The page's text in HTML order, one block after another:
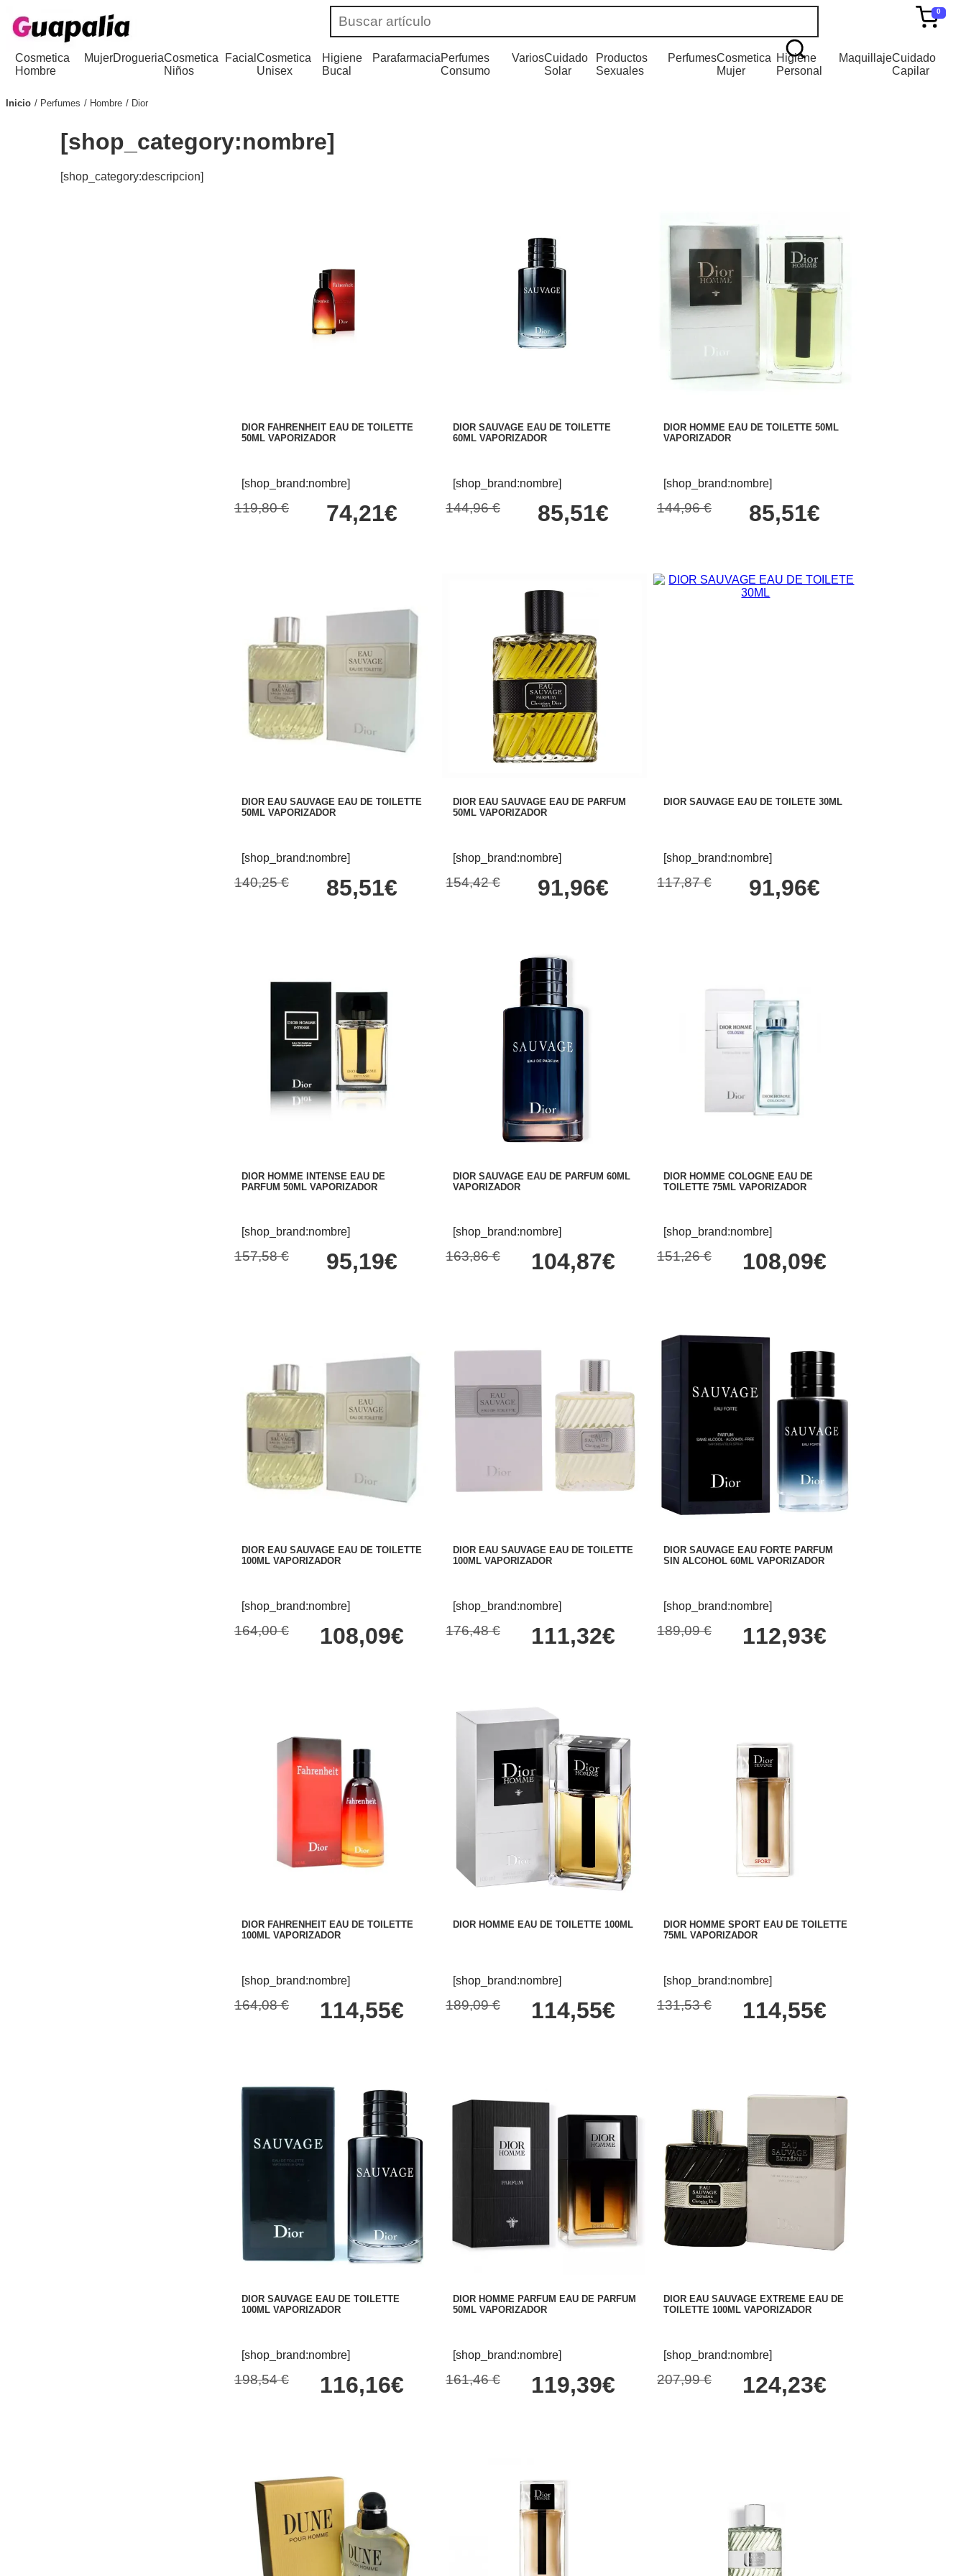
0
Cosmetica
Hombre
MujerDrogueriaCosmetica
Niños
FacialCosmetica
Unisex
Higiene
Bucal
ParafarmaciaPerfumes
Consumo
VariosCuidado
Solar
Productos
Sexuales
PerfumesCosmetica
Mujer
Higiene
Personal
MaquillajeCuidado
Capilar
Inicio Perfumes Hombre Dior
[shop_category:nombre]
[shop_category:descripcion]
DIOR FAHRENHEIT EAU DE TOILETTE
50ML VAPORIZADOR
[shop_brand:nombre]
119,80 € 74,21€
DIOR SAUVAGE EAU DE TOILETTE
60ML VAPORIZADOR
[shop_brand:nombre]
144,96 € 85,51€
DIOR HOMME EAU DE TOILETTE 50ML
VAPORIZADOR
[shop_brand:nombre]
144,96 € 85,51€
DIOR EAU SAUVAGE EAU DE TOILETTE
50ML VAPORIZADOR
[shop_brand:nombre]
140,25 € 85,51€
DIOR EAU SAUVAGE EAU DE PARFUM
50ML VAPORIZADOR
[shop_brand:nombre]
154,42 € 91,96€
DIOR SAUVAGE EAU DE TOILETE 30ML
[shop_brand:nombre]
117,87 € 91,96€
DIOR HOMME INTENSE EAU DE
PARFUM 50ML VAPORIZADOR
[shop_brand:nombre]
157,58 € 95,19€
DIOR SAUVAGE EAU DE PARFUM 60ML
VAPORIZADOR
[shop_brand:nombre]
163,86 € 104,87€
DIOR HOMME COLOGNE EAU DE
TOILETTE 75ML VAPORIZADOR
[shop_brand:nombre]
151,26 € 108,09€
DIOR EAU SAUVAGE EAU DE TOILETTE
100ML VAPORIZADOR
[shop_brand:nombre]
164,00 € 108,09€
DIOR EAU SAUVAGE EAU DE TOILETTE
100ML VAPORIZADOR
[shop_brand:nombre]
176,48 € 111,32€
DIOR SAUVAGE EAU FORTE PARFUM
SIN ALCOHOL 60ML VAPORIZADOR
[shop_brand:nombre]
189,09 € 112,93€
DIOR FAHRENHEIT EAU DE TOILETTE
100ML VAPORIZADOR
[shop_brand:nombre]
164,08 € 114,55€
DIOR HOMME EAU DE TOILETTE 100ML
[shop_brand:nombre]
189,09 € 114,55€
DIOR HOMME SPORT EAU DE TOILETTE
75ML VAPORIZADOR
[shop_brand:nombre]
131,53 € 114,55€
DIOR SAUVAGE EAU DE TOILETTE
100ML VAPORIZADOR
[shop_brand:nombre]
198,54 € 116,16€
DIOR HOMME PARFUM EAU DE PARFUM
50ML VAPORIZADOR
[shop_brand:nombre]
161,46 € 119,39€
DIOR EAU SAUVAGE EXTREME EAU DE
TOILETTE 100ML VAPORIZADOR
[shop_brand:nombre]
207,99 € 124,23€